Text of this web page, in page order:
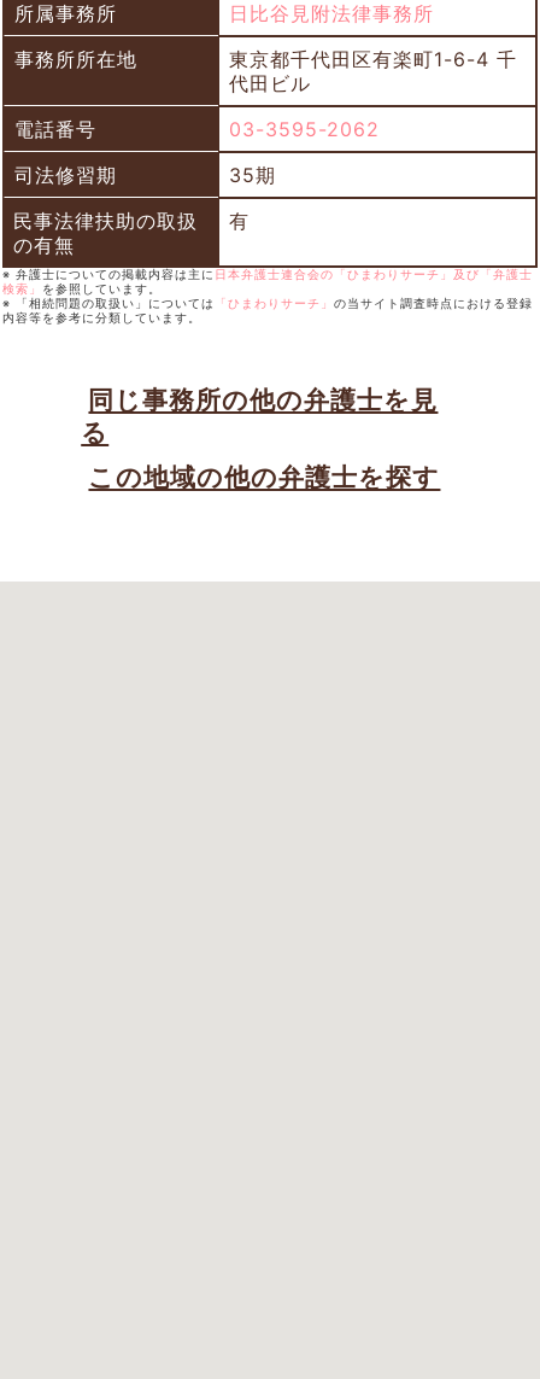
所属事務所
日比谷見附法律事務所
事務所所在地
東京都千代田区有楽町1-6-4 千
代田ビル
電話番号
03-3595-2062
司法修習期
35期
民事法律扶助の取扱
の有無
有
※ 弁護士についての掲載内容は主に 日本弁護士連合会の「ひまわりサーチ」及び「弁護士
検索」 を参照しています。
※ 「相続問題の取扱い」については
「ひまわりサーチ」 の当サイト調査時点における登録
内容等を参考に分類しています。
同じ事務所の他の弁護士を見
る
この地域の他の弁護士を探す